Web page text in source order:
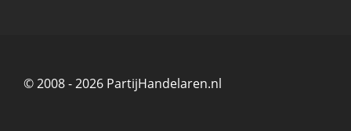
© 2008 - 2026 PartijHandelaren.nl